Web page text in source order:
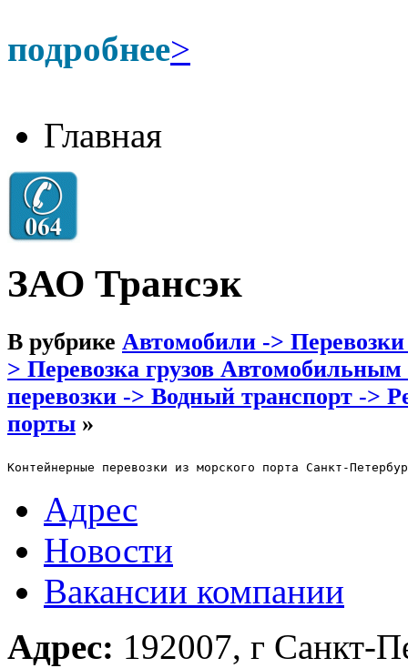
подробнее>
Главная
ЗАО Трансэк
В рубрике Автомобили ->
> Перевозка грузов Автомобильным
перевозки -> Водный транспорт ->
порты »
Адрес
Новости
Вакансии компании
Адрес: 192007, г Санкт-